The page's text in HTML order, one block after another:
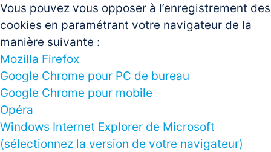
Vous pouvez vous opposer à l’enregistrement des
cookies en paramétrant votre navigateur de la
manière suivante :
Mozilla Firefox
Google Chrome pour PC de bureau
Google Chrome pour mobile
Opéra
Windows Internet Explorer de Microsoft
(sélectionnez la version de votre navigateur)